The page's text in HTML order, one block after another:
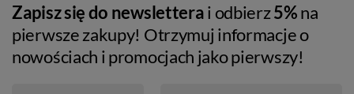
Zapisz się do newsletterai odbierz5%na
pierwsze zakupy! Otrzymuj informacje o
nowościach i promocjach jako pierwszy!